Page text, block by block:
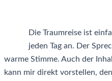
Die Traumreise ist
jeden Tag an. Der
warme Stimme. Auch der
kann mir direkt vorstellen,